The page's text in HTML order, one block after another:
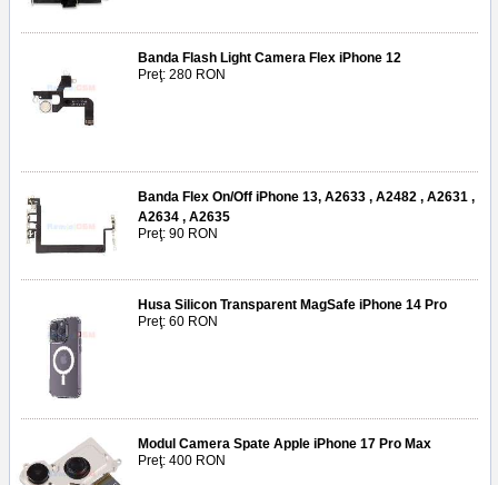
Banda Flash Light Camera Flex iPhone 12
Preţ: 280 RON
Banda Flex On/Off iPhone 13, A2633 , A2482 , A2631 ,
A2634 , A2635
Preţ: 90 RON
Husa Silicon Transparent MagSafe iPhone 14 Pro
Preţ: 60 RON
Modul Camera Spate Apple iPhone 17 Pro Max
Preţ: 400 RON